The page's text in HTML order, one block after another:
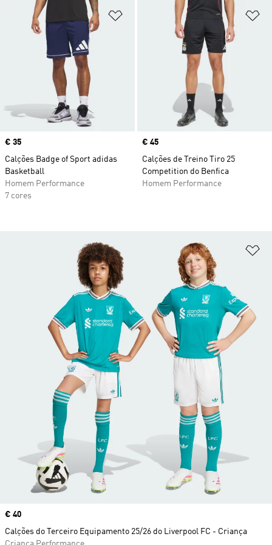
Adicionar à Lista de Desejos
Price
€ 35
Calções Badge of Sport adidas
Basketball
Homem Performance
7 cores
Price
€ 45
Calções de Treino Tiro 25
Competition do Benfica
Homem Performance
Price
€ 40
Calções do Terceiro Equipamento 25/26 do Liverpool FC - Criança